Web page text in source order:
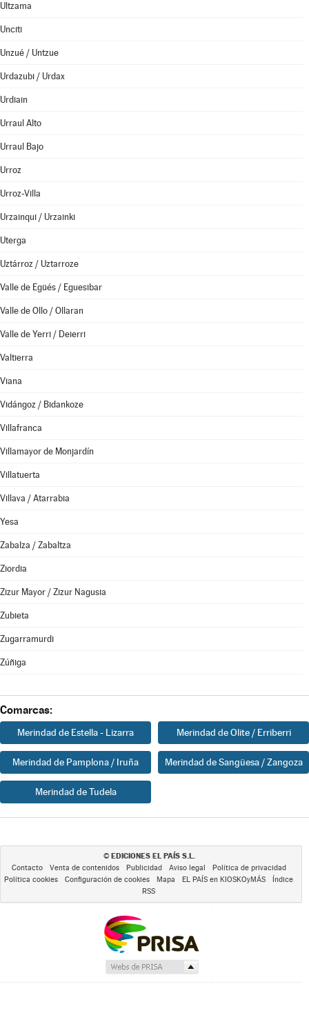
Ultzama
Unciti
Unzué / Untzue
Urdazubi / Urdax
Urdiain
Urraul Alto
Urraul Bajo
Urroz
Urroz-Villa
Urzainqui / Urzainki
Uterga
Uztárroz / Uztarroze
Valle de Egüés / Eguesibar
Valle de Ollo / Ollaran
Valle de Yerri / Deierri
Valtierra
Viana
Vidángoz / Bidankoze
Villafranca
Villamayor de Monjardín
Villatuerta
Villava / Atarrabia
Yesa
Zabalza / Zabaltza
Ziordia
Zizur Mayor / Zizur Nagusia
Zubieta
Zugarramurdi
Zúñiga
Comarcas:
Merindad de Estella - Lizarra Merindad de Olite / Erriberri
Merindad de Pamplona / Iruña Merindad de Sangüesa / Zangoza
Merindad de Tudela
© EDICIONES EL PAÍS S.L.
Contacto Venta de contenidos Publicidad Aviso legal
Política de privacidad
Política cookies
Configuración de cookies Mapa EL PAÍS en KIOSKOyMÁS
Índice
RSS